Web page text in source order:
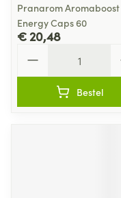
Pranarom Aromaboost
Energy Caps 60
€ 20,48
Bestel